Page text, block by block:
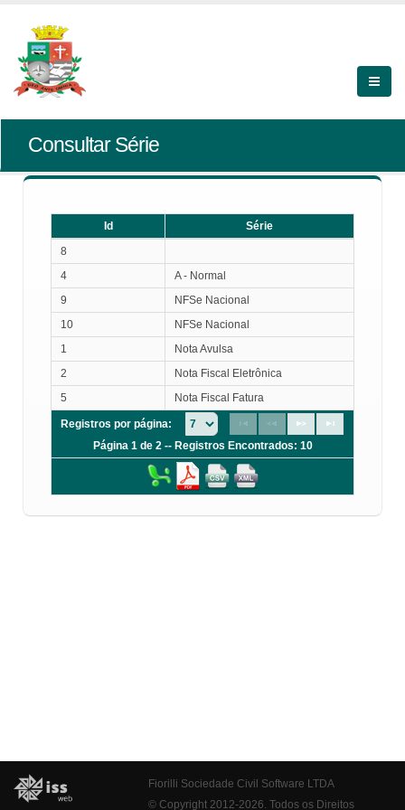
Consultar Série
Id
Série
8
4
A - Normal
9
NFSe Nacional
10
NFSe Nacional
1
Nota Avulsa
2
Nota Fiscal Eletrônica
5
Nota Fiscal Fatura
Registros por página:
Página 1 de 2 -- Registros Encontrados: 10
Fiorilli Sociedade Civil Software LTDA
© Copyright 2012-2026. Todos os Direitos